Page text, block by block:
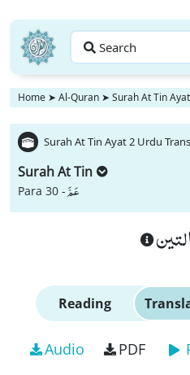
Search
Home ➤ Al-Quran ➤ Surah At Tin
Surah At Tin Ayat 2 Urdu
Surah At Tin
Para 30 -عَمَّ
Reading
Audio PDF